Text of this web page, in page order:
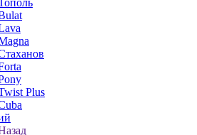
Plus